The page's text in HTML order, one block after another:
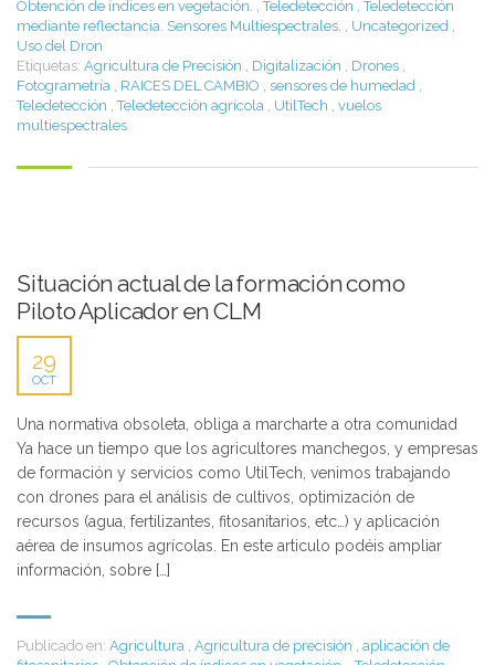
Obtención de índices en vegetación. , Teledetección , Teledetección
mediante reflectancia. Sensores Multiespectrales. , Uncategorized ,
Uso del Dron
Etiquetas: Agricultura de Precisión , Digitalización , Drones ,
Fotogrametría , RAICES DEL CAMBIO , sensores de humedad ,
Teledetección , Teledetección agrícola , UtilTech , vuelos
multiespectrales
Situación actual de la formación como
Piloto Aplicador en CLM
29
OCT
Una normativa obsoleta, obliga a marcharte a otra comunidad
Ya hace un tiempo que los agricultores manchegos, y empresas
de formación y servicios como UtilTech, venimos trabajando
con drones para el análisis de cultivos, optimización de
recursos (agua, fertilizantes, fitosanitarios, etc…) y aplicación
aérea de insumos agrícolas. En este articulo podéis ampliar
información, sobre […]
Publicado en: Agricultura , Agricultura de precisión , aplicación de